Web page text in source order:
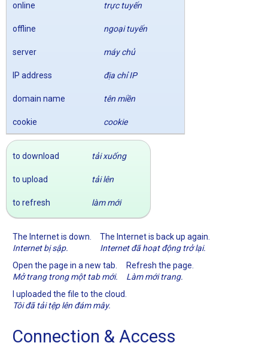
online trực tuyến
offline ngoại tuyến
server máy chủ
IP address địa chỉ IP
domain name tên miền
cookie cookie
to download tải xuống
to upload tải lên
to refresh làm mới
The Internet is down.
Internet bị sập.
The Internet is back up again.
Internet đã hoạt động trở lại.
Open the page in a new tab.
Mở trang trong một tab mới.
Refresh the page.
Làm mới trang.
I uploaded the file to the cloud.
Tôi đã tải tệp lên đám mây.
Connection & Access